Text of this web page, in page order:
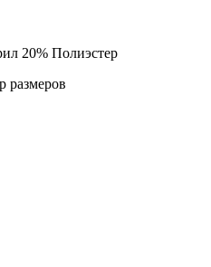
20% Полиэстер
размеров